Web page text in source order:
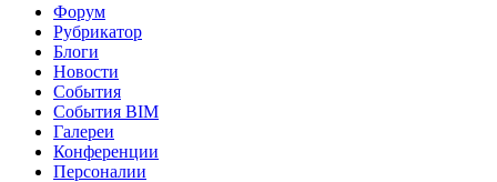
Форум
Рубрикатор
Блоги
Новости
События
События BIM
Галереи
Конференции
Персоналии